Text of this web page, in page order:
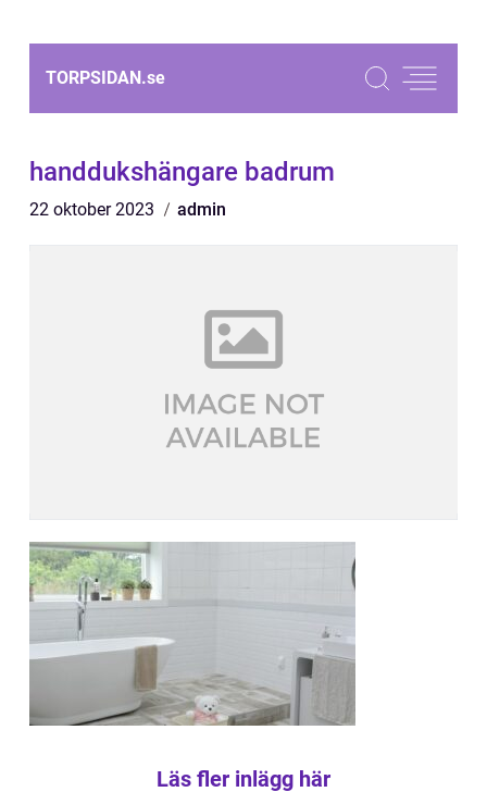
TORPSIDAN.se
handdukshängare badrum
22 oktober 2023 admin
Läs fler inlägg här